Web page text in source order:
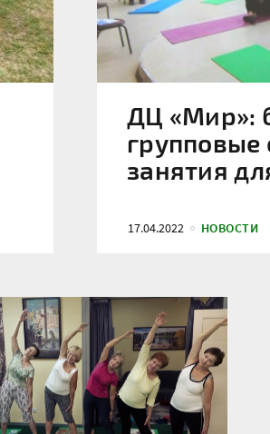
ДЦ «Мир»:
групповые
занятия
17.04.2022 НОВОСТИ